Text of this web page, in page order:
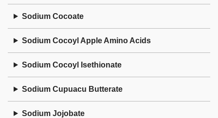
Sodium Cocoate
Sodium Cocoyl Apple Amino Acids
Sodium Cocoyl Isethionate
Sodium Cupuacu Butterate
Sodium Jojobate